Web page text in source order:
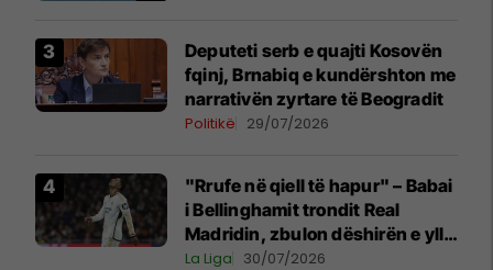
Deputeti serb e quajti Kosovën
fqinj, Brnabiq e kundërshton me
narrativën zyrtare të Beogradit
Politikë 29/07/2026
"Rrufe në qiell të hapur" – Babai
i Bellinghamit trondit Real
Madridin, zbulon dëshirën e yllit
anglez për largim
La Liga 30/07/2026